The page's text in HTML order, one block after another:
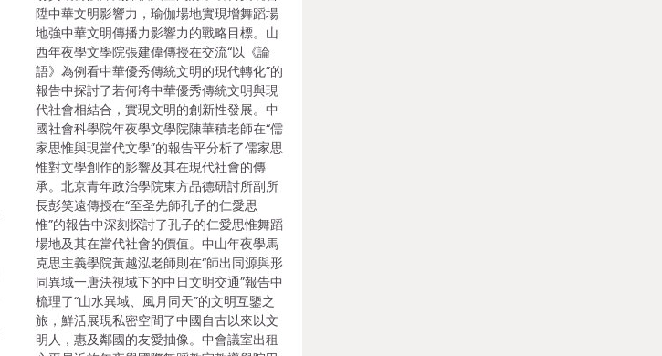
陞中華文明影響力，瑜伽場地實現增舞蹈場
地強中華文明傳播力影響力的戰略目標。山
西年夜學文學院張建偉傳授在交流“以《論
語》為例看中華優秀傳統文明的現代轉化”的
報告中探討了若何將中華優秀傳統文明與現
代社會相結合，實現文明的創新性發展。中
國社會科學院年夜學文學院陳華積老師在“儒
家思惟與現當代文學”的報告平分析了儒家思
惟對文學創作的影響及其在現代社會的傳
承。北京青年政治學院東方品德研討所副所
長彭笑遠傳授在“至圣先師孔子的仁愛思
惟”的報告中深刻探討了孔子的仁愛思惟舞蹈
場地及其在當代社會的價值。中山年夜學馬
克思主義學院黃越泓老師則在“師出同源與形
同異域一唐決視域下的中日文明交通”報告中
梳理了“山水異域、風月同天”的文明互鑒之
旅，鮮活展現私密空間了中國自古以來以文
明人，惠及鄰國的友愛抽像。中會議室出租